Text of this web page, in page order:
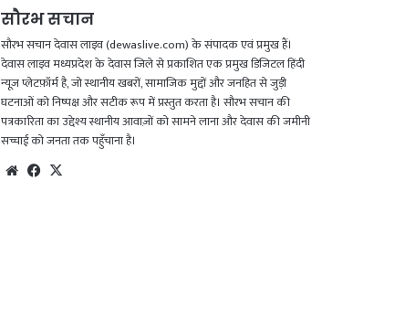
सौरभ सचान
सौरभ सचान देवास लाइव (dewaslive.com) के संपादक एवं प्रमुख हैं।
देवास लाइव मध्यप्रदेश के देवास जिले से प्रकाशित एक प्रमुख डिजिटल हिंदी
न्यूज़ प्लेटफ़ॉर्म है, जो स्थानीय खबरों, सामाजिक मुद्दों और जनहित से जुड़ी
घटनाओं को निष्पक्ष और सटीक रूप में प्रस्तुत करता है। सौरभ सचान की
पत्रकारिता का उद्देश्य स्थानीय आवाज़ों को सामने लाना और देवास की जमीनी
सच्चाई को जनता तक पहुँचाना है।
WebsiteFacebook